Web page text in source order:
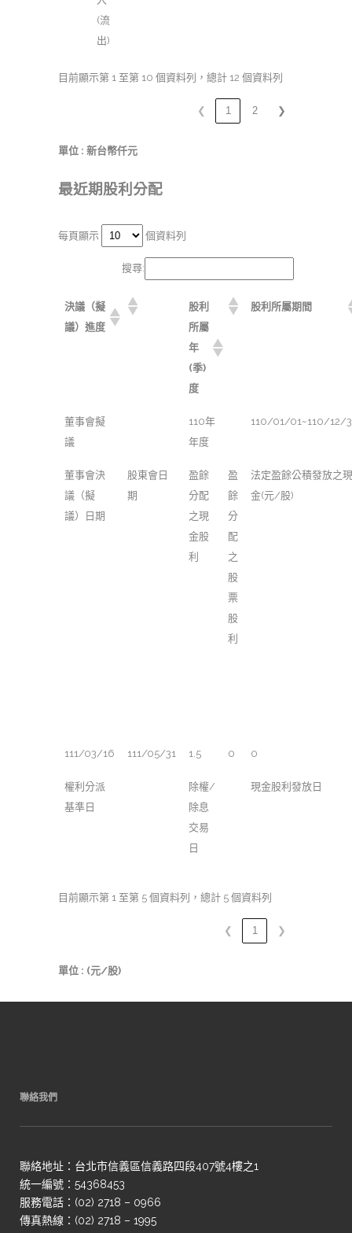
(流
出)
目前顯示第 1 至第 10 個資料列，總計 12 個資料列
❮ 1 2 ❯
單位 : 新台幣仟元
最近期股利分配
每頁顯示 個資料列
搜尋:
決議（擬
議）進度
股利
所屬
年
(季)
度
股利所屬期間
董事會擬
議
110年
年度
110/01/01~110/12/
董事會決
議（擬
議）日期
股東會日
期
盈餘
分配
之現
金股
利
盈
餘
分
配
之
股
票
股
利
法定盈餘公積發放之現
金(元/股)
111/03/16 111/05/31 1.5 0 0
權利分派
基準日
除權/
除息
交易
日
現金股利發放日
目前顯示第 1 至第 5 個資料列，總計 5 個資料列
❮ 1 ❯
單位 : (元/股)
聯絡我們
聯絡地址：台北市信義區信義路四段407號4樓之1
統一編號：54368453
服務電話：(02) 2718 – 0966
傳真熱線：(02) 2718 – 1995